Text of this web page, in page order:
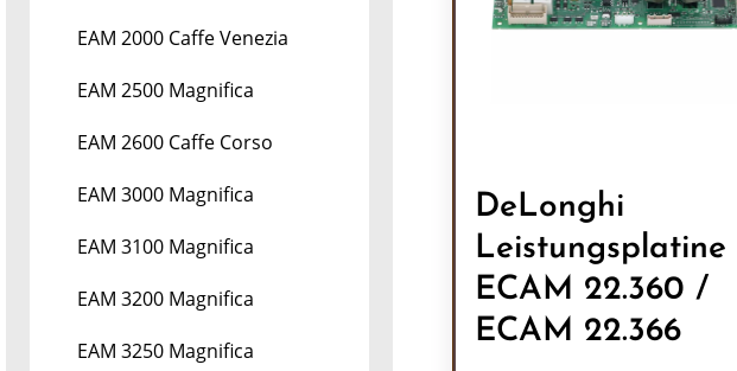
EAM 2000 Caffe Venezia
EAM 2500 Magnifica
EAM 2600 Caffe Corso
EAM 3000 Magnifica
EAM 3100 Magnifica
EAM 3200 Magnifica
EAM 3250 Magnifica
DeLonghi
Leistungsplatine
ECAM 22.360 /
ECAM 22.366